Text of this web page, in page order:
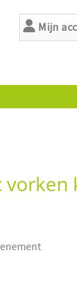
Mijn